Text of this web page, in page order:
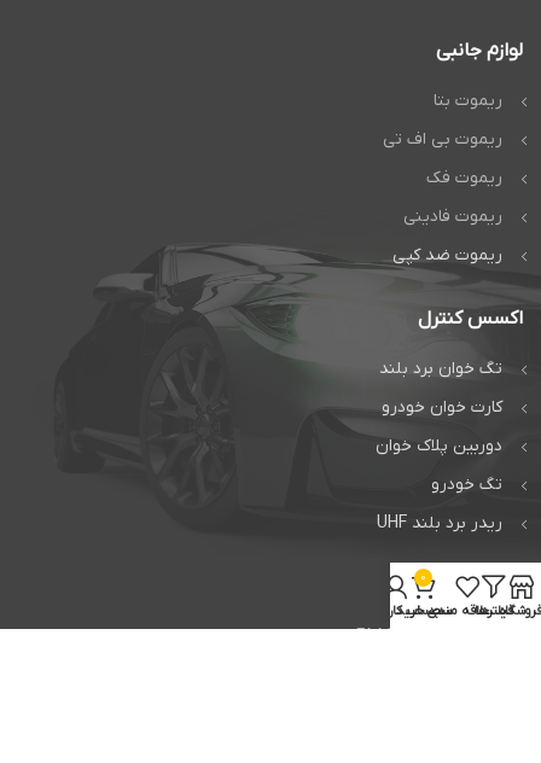
لوازم جانبی
ریموت بتا
ریموت بی اف تی
ریموت فک
ریموت فادینی
ریموت ضد کپی
اکسس کنترل
تگ خوان برد بلند
کارت خوان خودرو
دوربین پلاک خوان
تگ خودرو
ریدر برد بلند UHF
خدمات
فروشگاهفیلترهاعلاقه مندی
0
سبد خرید
حساب کاربری من